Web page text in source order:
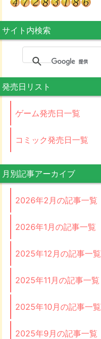
サイト内検索
発売日リスト
ゲーム発売日一覧
コミック発売日一覧
月別記事アーカイブ
2026年2月の記事一覧
2026年1月の記事一覧
2025年12月の記事一覧
2025年11月の記事一覧
2025年10月の記事一覧
2025年9月の記事一覧